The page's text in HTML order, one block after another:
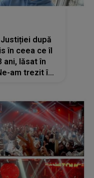
Justiției după
în ceea ce îl
ani, lăsat în
am trezit în